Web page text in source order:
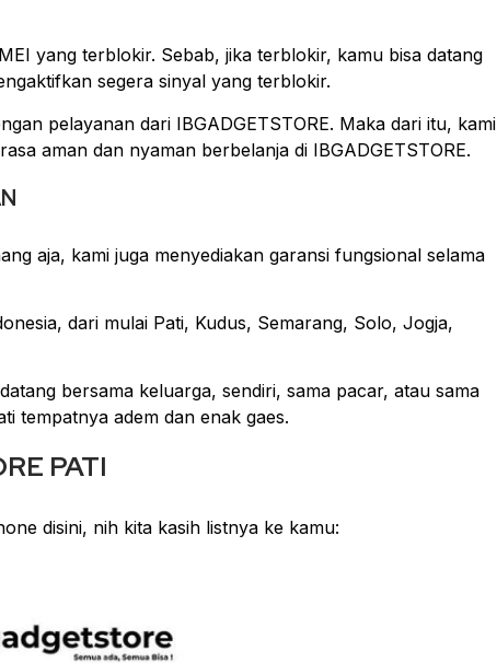
yang terblokir. Sebab, jika terblokir, kamu bisa datang
segera sinyal yang terblokir.
pelayanan dari IBGADGETSTORE. Maka dari itu, kami
aman dan nyaman berbelanja di IBGADGETSTORE.
aja, kami juga menyediakan garansi fungsional selama
dari mulai Pati, Kudus, Semarang, Solo, Jogja,
bersama keluarga, sendiri, sama pacar, atau sama
tempatnya adem dan enak gaes.
PATI
disini, nih kita kasih listnya ke kamu: